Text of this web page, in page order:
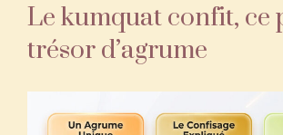
Le kumquat confit, ce
trésor d’agrume